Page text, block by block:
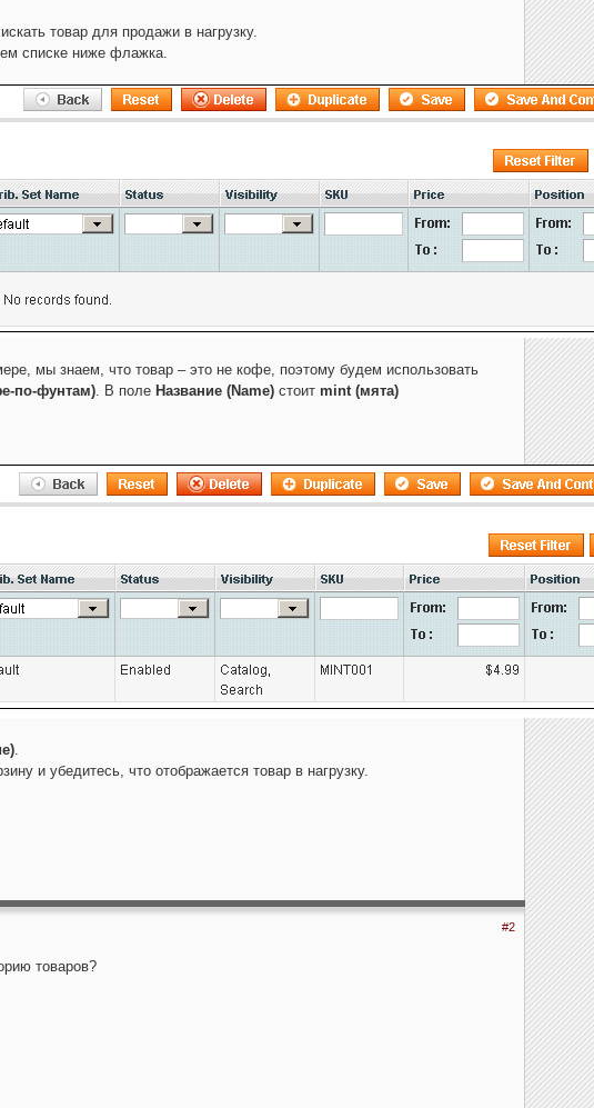
товар для продажи в нагрузку.
списке ниже флажка.
мы знаем, что товар – это не кофе, поэтому будем использовать
по-фунтам). В поле Название (Name) стоит mint (мята)
.
и убедитесь, что отображается товар в нагрузку.
#2
товаров?